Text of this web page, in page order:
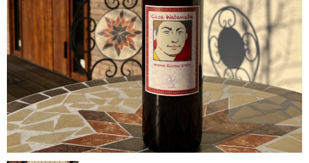
SHOPPING GUIDE
ショッピングガイド
NEWS
PRIVACY
プライバシーポリシー